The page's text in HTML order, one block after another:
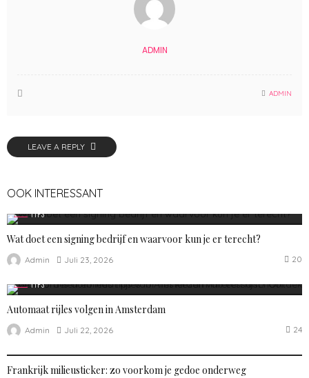
ADMIN
ADMIN
LEAVE A REPLY
OOK INTERESSANT
TIPS
Wat doet een signing bedrijf en waarvoor kun je er terecht?
Admin Juli 23, 2026 20
TIPS
Automaat rijles volgen in Amsterdam
Admin Juli 22, 2026 24
Frankrijk milieusticker: zo voorkom je gedoe onderweg